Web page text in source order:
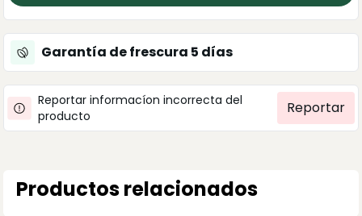
Garantía de frescura 5 días
Reportar informacíon incorrecta del
producto
Reportar
Productos relacionados